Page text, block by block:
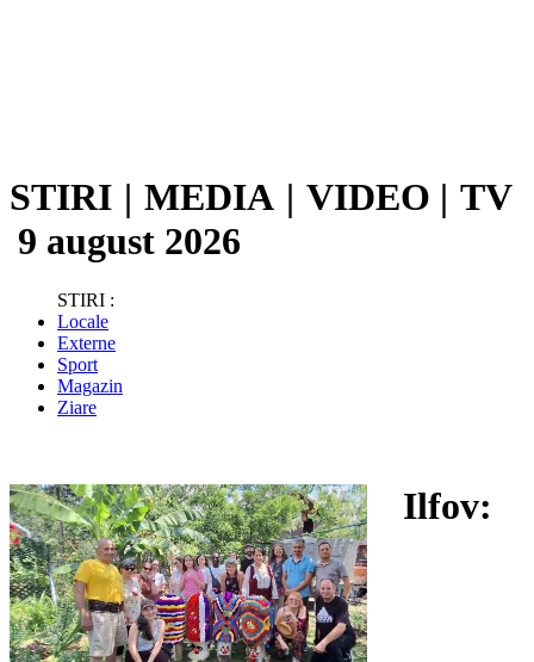
STIRI | MEDIA | VIDEO | TV
9 august 2026
STIRI :
Locale
Externe
Sport
Magazin
Ziare
Ilfov: